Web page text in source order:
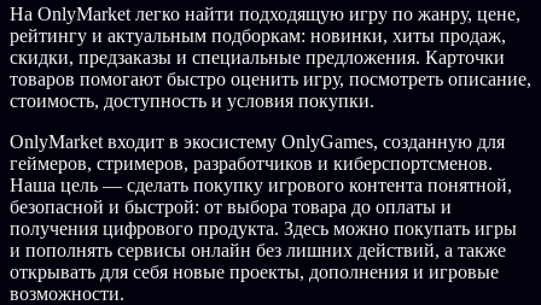
На OnlyMarket легко найти подходящую игру по жанру, цене,
рейтингу и актуальным подборкам: новинки, хиты продаж,
скидки, предзаказы и специальные предложения. Карточки
товаров помогают быстро оценить игру, посмотреть описание,
стоимость, доступность и условия покупки.
OnlyMarket входит в экосистему OnlyGames, созданную для
геймеров, стримеров, разработчиков и киберспортсменов.
Наша цель — сделать покупку игрового контента понятной,
безопасной и быстрой: от выбора товара до оплаты и
получения цифрового продукта. Здесь можно покупать игры
и пополнять сервисы онлайн без лишних действий, а также
открывать для себя новые проекты, дополнения и игровые
возможности.